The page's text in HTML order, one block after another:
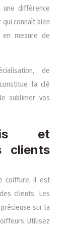
différence
connaît bien
en mesure de
de
la clé
sublimer vos
et
clients
coiffure, il est
clients. Les
sur la
Utilisez